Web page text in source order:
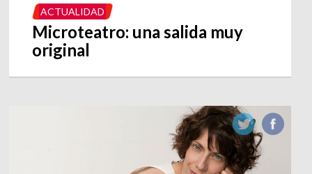
ACTUALIDAD
Microteatro: una salida muy
original